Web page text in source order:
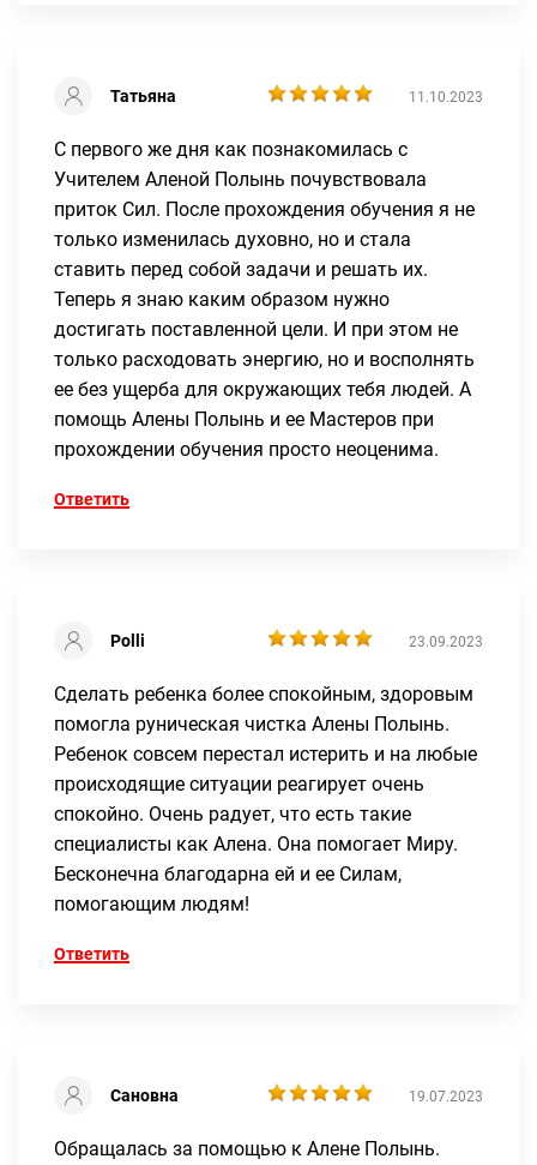
Татьяна 11.10.2023
С первого же дня как познакомилась с
Учителем Аленой Полынь почувствовала
приток Сил. После прохождения обучения я не
только изменилась духовно, но и стала
ставить перед собой задачи и решать их.
Теперь я знаю каким образом нужно
достигать поставленной цели. И при этом не
только расходовать энергию, но и восполнять
ее без ущерба для окружающих тебя людей. А
помощь Алены Полынь и ее Мастеров при
прохождении обучения просто неоценима.
Ответить
Polli 23.09.2023
Сделать ребенка более спокойным, здоровым
помогла руническая чистка Алены Полынь.
Ребенок совсем перестал истерить и на любые
происходящие ситуации реагирует очень
спокойно. Очень радует, что есть такие
специалисты как Алена. Она помогает Миру.
Бесконечна благодарна ей и ее Силам,
помогающим людям!
Ответить
Сановна 19.07.2023
Обращалась за помощью к Алене Полынь.